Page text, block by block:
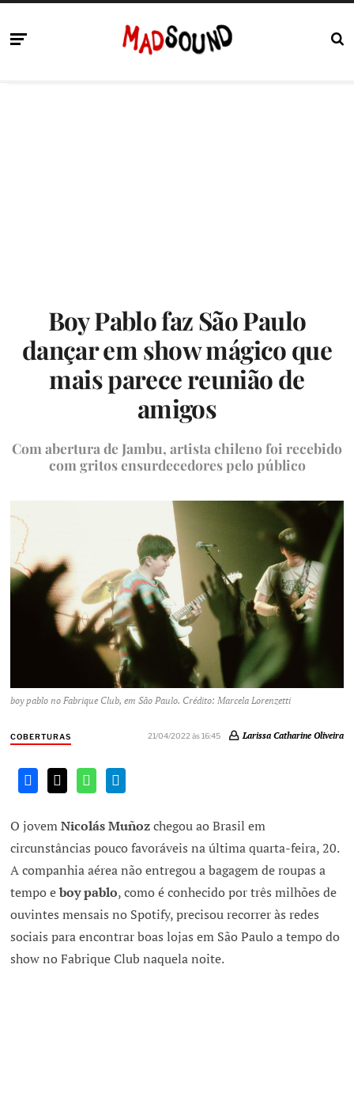
Boy Pablo faz São Paulo
dançar em show mágico que
mais parece reunião de
amigos
Com abertura de Jambu, artista chileno foi recebido
com gritos ensurdecedores pelo público
boy pablo no Fabrique Club, em São Paulo. Crédito: Marcela Lorenzetti
COBERTURAS 21/04/2022 às 16:45 Larissa Catharine Oliveira
O jovemNicolás Muñozchegou ao Brasil em
circunstâncias pouco favoráveis na última quarta-feira, 20.
A companhia aérea não entregou a bagagem de roupas a
tempo eboy pablo, como é conhecido por três milhões de
ouvintes mensais no Spotify, precisou recorrer às redes
sociais para encontrar boas lojas em São Paulo a tempo do
show no Fabrique Club naquela noite.